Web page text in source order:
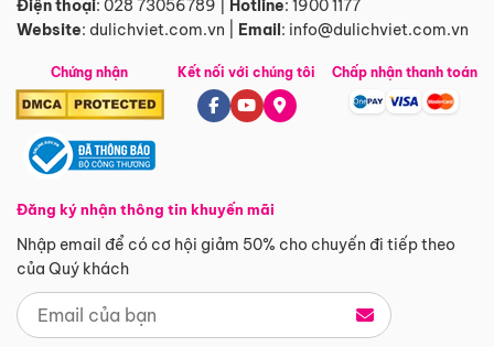
Điện thoại: 028 73056789 Hotline: 1900 1177
Website: dulichviet.com.vn Email: info@dulichviet.com.vn
Chứng nhận
Đăng ký nhận thông tin khuyến mãi
Nhập email để có cơ hội giảm 50% cho chuyến đi tiếp theo
của Quý khách
Kết nối với chúng tôi Chấp nhận thanh toán